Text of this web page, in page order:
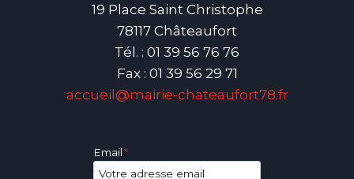
19 Place Saint Christophe
78117 Châteaufort
Tél. : 01 39 56 76 76
Fax : 01 39 56 29 71
accueil@mairie-chateaufort78.fr
Email*